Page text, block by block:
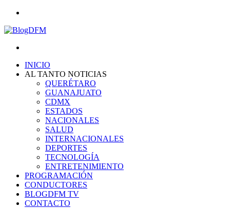
INICIO
AL TANTO NOTICIAS
QUERÉTARO
GUANAJUATO
CDMX
ESTADOS
NACIONALES
SALUD
INTERNACIONALES
DEPORTES
TECNOLOGÍA
ENTRETENIMIENTO
PROGRAMACIÓN
CONDUCTORES
BLOGDFM TV
CONTACTO